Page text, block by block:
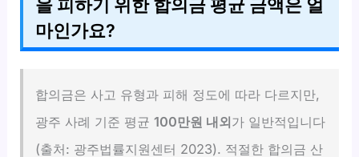
을 피하기 위한 합의금 평균 금액은 얼
마인가요?
합의금은 사고 유형과 피해 정도에 따라 다르지만,
광주 사례 기준 평균100만원 내외가 일반적입니다
(출처: 광주법률지원센터 2023). 적절한 합의금 산